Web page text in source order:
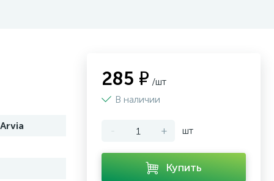
285 ₽ /шт
В наличии
- + шт
Купить